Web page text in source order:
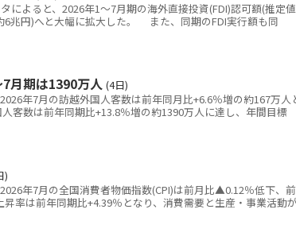
によると、2026年1～7月期の海外直接投資(FDI)認可額(推定
6兆円)へと大幅に拡大した。 また、同期のFDI実行額も同
月期は1390万人 (4日)
年7月の訪越外国人客数は前年同月比+6.6％増の約167万人
数は前年同期比+13.8％増の約1390万人に達し、年間目標
)
年7月の全国消費者物価指数(CPI)は前月比▲0.12％低下、前
率は前年同期比+4.39％となり、消費需要と生産・事業活動